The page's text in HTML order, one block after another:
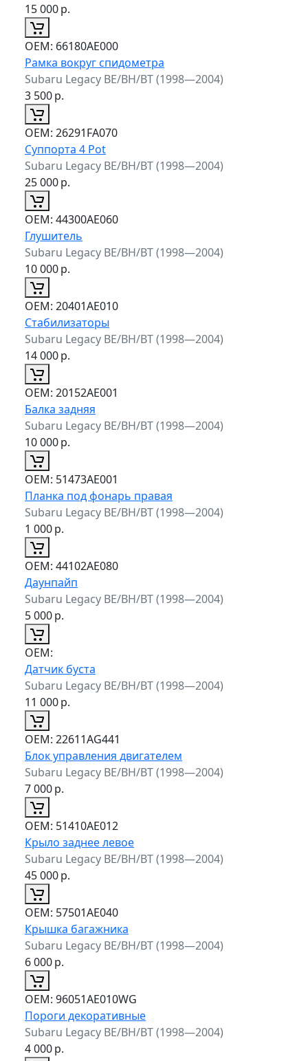
15 000р.
ОЕМ: 66180AE000
Рамка вокруг спидометра
Subaru Legacy BE/BH/BT (1998—2004)
3 500р.
ОЕМ: 26291FA070
Суппорта 4 Pot
Subaru Legacy BE/BH/BT (1998—2004)
25 000р.
ОЕМ: 44300AE060
Глушитель
Subaru Legacy BE/BH/BT (1998—2004)
10 000р.
ОЕМ: 20401AE010
Стабилизаторы
Subaru Legacy BE/BH/BT (1998—2004)
14 000р.
ОЕМ: 20152AE001
Балка задняя
Subaru Legacy BE/BH/BT (1998—2004)
10 000р.
ОЕМ: 51473AE001
Планка под фонарь правая
Subaru Legacy BE/BH/BT (1998—2004)
1 000р.
ОЕМ: 44102AE080
Даунпайп
Subaru Legacy BE/BH/BT (1998—2004)
5 000р.
ОЕМ:
Датчик буста
Subaru Legacy BE/BH/BT (1998—2004)
11 000р.
ОЕМ: 22611AG441
Блок управления двигателем
Subaru Legacy BE/BH/BT (1998—2004)
7 000р.
ОЕМ: 51410AE012
Крыло заднее левое
Subaru Legacy BE/BH/BT (1998—2004)
45 000р.
ОЕМ: 57501AE040
Крышка багажника
Subaru Legacy BE/BH/BT (1998—2004)
6 000р.
ОЕМ: 96051AE010WG
Пороги декоративные
Subaru Legacy BE/BH/BT (1998—2004)
4 000р.